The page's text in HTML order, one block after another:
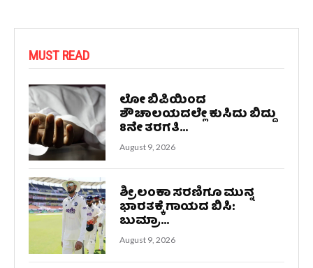
MUST READ
ಲೋ ಬಿಪಿಯಿಂದ
ಶೌಚಾಲಯದಲ್ಲೇ ಕುಸಿದು ಬಿದ್ದು
8ನೇ ತರಗತಿ...
August 9, 2026
ಶ್ರೀಲಂಕಾ ಸರಣಿಗೂ ಮುನ್ನ
ಭಾರತಕ್ಕೆ ಗಾಯದ ಬಿಸಿ:
ಬುಮ್ರಾ...
August 9, 2026